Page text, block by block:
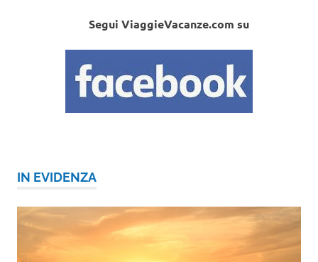
Segui ViaggieVacanze.com su
IN EVIDENZA